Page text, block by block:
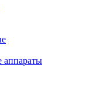
аппараты